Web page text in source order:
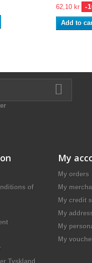
62,10 kr -
Add to
of
Tyskland
My
My orders
My
My credit
My
My
My